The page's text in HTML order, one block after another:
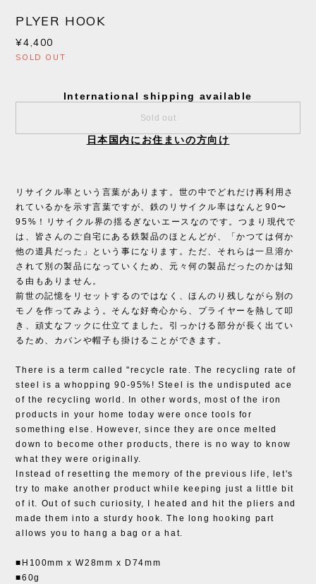
PLYER HOOK
¥4,400
SOLD OUT
International shipping available
Sold out
日本国内にお住まいの方向け
リサイクル率という言葉があります。世の中でどれだけ再利用さ
れているかを示す言葉ですが、鉄のリサイクル率はなんと90〜
95%！リサイクル界の揺るぎないエースなのです。つまり現代で
は、皆さんのご自宅にある鉄製品のほとんどが、「かつては何か
他の道具だった」という事になります。ただ、それらは一旦溶か
されて別の製品になっていくため、元々何の製品だったのかは知
る由もありません。
前世の記憶をリセットするのではなく、ほんのり残しながら別の
モノを作ってみよう。そんな好奇心から、プライヤーを熱して叩
き、頑丈なフックに仕立てました。引っかける部分が長く出てい
るため、カバンや帽子も掛けることができます。
There is a term called "recycle rate. The recycling rate of
steel is a whopping 90-95%! Steel is the undisputed ace
of the recycling world. In other words, most of the iron
products in your home today were once tools for
something else. However, since they are once melted
down to become other products, there is no way to know
what they were originally.
Instead of resetting the memory of the previous life, let's
try to make another product while keeping just a little bit
of it. Out of such curiosity, I heated and hit the pliers and
made them into a sturdy hook. The long hooking part
allows you to hang a bag or a hat.
■H100mm x W28mm x D74mm
■60g